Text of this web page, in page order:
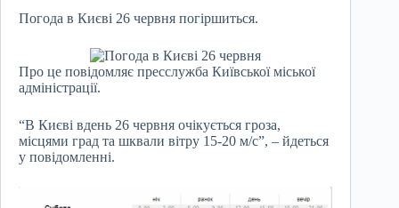
Погода в Києві 26 червня погіршиться.
Про це повідомляє пресслужба Київської міської
адміністрації.
“В Києві вдень 26 червня очікується гроза,
місцями град та шквали вітру 15-20 м/с”, – йдеться
у повідомленні.